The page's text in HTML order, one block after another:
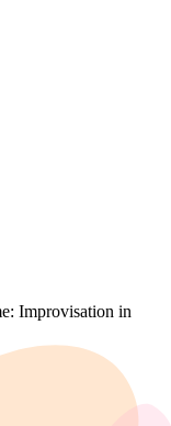
Improvisation in